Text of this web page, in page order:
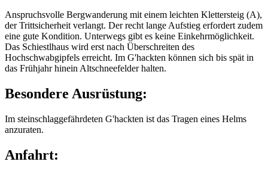
Anspruchsvolle Bergwanderung mit einem leichten Klettersteig (A),
der Trittsicherheit verlangt. Der recht lange Aufstieg erfordert zudem
eine gute Kondition. Unterwegs gibt es keine Einkehrmöglichkeit.
Das Schiestlhaus wird erst nach Überschreiten des
Hochschwabgipfels erreicht. Im G'hackten können sich bis spät in
das Frühjahr hinein Altschneefelder halten.
Besondere Ausrüstung:
Im steinschlaggefährdeten G'hackten ist das Tragen eines Helms
anzuraten.
Anfahrt: